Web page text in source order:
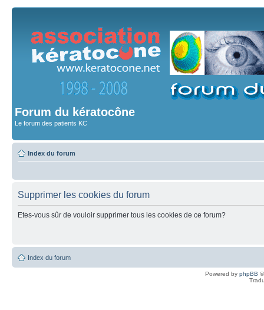
Forum du kératocône
Le forum des patients KC
Index du forum
Supprimer les cookies du forum
Etes-vous sûr de vouloir supprimer tous les cookies de ce forum?
Index du forum
Powered by phpBB